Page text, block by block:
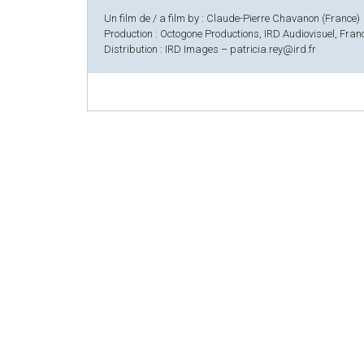
Un film de / a film by : Claude-Pierre Chavanon (France)
Production : Octogone Productions, IRD Audiovisuel,
Distribution : IRD Images – patricia.rey@ird.fr